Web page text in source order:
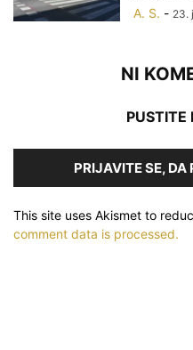
A. S. - 23.
NI
PUSTITE
PRIJAVITE SE, DA
This site uses Akismet to
comment data is processed.